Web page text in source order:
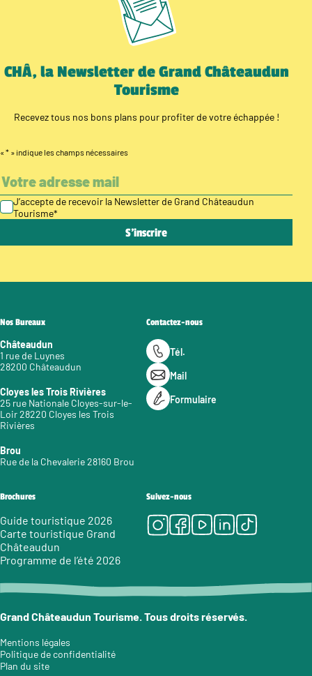
CHÂ, la Newsletter de Grand Châteaudun
Tourisme
Recevez tous nos bons plans pour profiter de votre échappée !
« * » indique les champs nécessaires
J’accepte de recevoir la Newsletter de Grand Châteaudun
Tourisme*
Nos Bureaux
Châteaudun
1 rue de Luynes
28200 Châteaudun
Cloyes les Trois Rivières
25 rue Nationale Cloyes-sur-le-
Loir 28220 Cloyes les Trois
Rivières
Brou
Rue de la Chevalerie 28160 Brou
Contactez-nous
Tél.
Mail
Formulaire
Brochures
Guide touristique 2026
Carte touristique Grand
Châteaudun
Programme de l’été 2026
Suivez-nous
Instagram
Facebook
Youtube
LinkedIn
Tiktok
Grand Châteaudun Tourisme. Tous droits réservés.
Mentions légales
Politique de confidentialité
Plan du site